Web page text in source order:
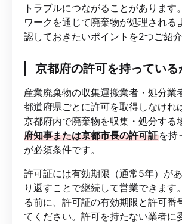
トラブルにつながることがあります
ワークを通じて廃棄物が処理される
認しておきたいポイントを2つご紹介
京都府の許可を持っている
産業廃棄物の収集運搬業者・処分業
都道府県ごとに許可を取得しなけれ
京都府内で廃棄物を収集・処分する
府知事または京都市長の許可証 を持
が必須条件です。
許可証には有効期限（通常5年）が
り返すことで継続して営業できます
る前に、許可証の有効期限と許可番
てください。許可を持たない業者に